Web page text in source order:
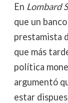
En Lombard
que un
prestamista
que más
política
argumentó
estar